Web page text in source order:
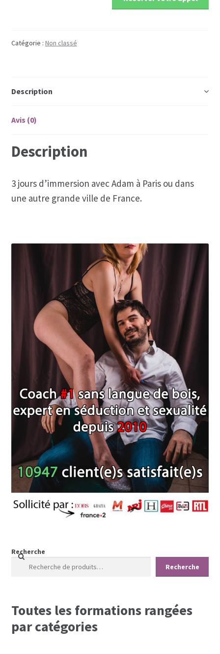
Forums
Blog pour hommes
Blog pour femmes
Coaching hommes
Coaching perso femmes
Catégorie : Non classé
Description
Avis (0)
Description
3 jours d’immersion avec Adam à Paris ou dans
une autre grande ville de France.
Recherche
Recherche
Toutes les formations rangées
par catégories